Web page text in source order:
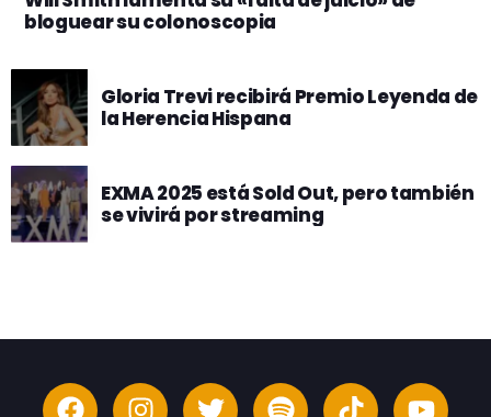
bloguear su colonoscopia
Gloria Trevi recibirá Premio Leyenda de
la Herencia Hispana
EXMA 2025 está Sold Out, pero también
se vivirá por streaming